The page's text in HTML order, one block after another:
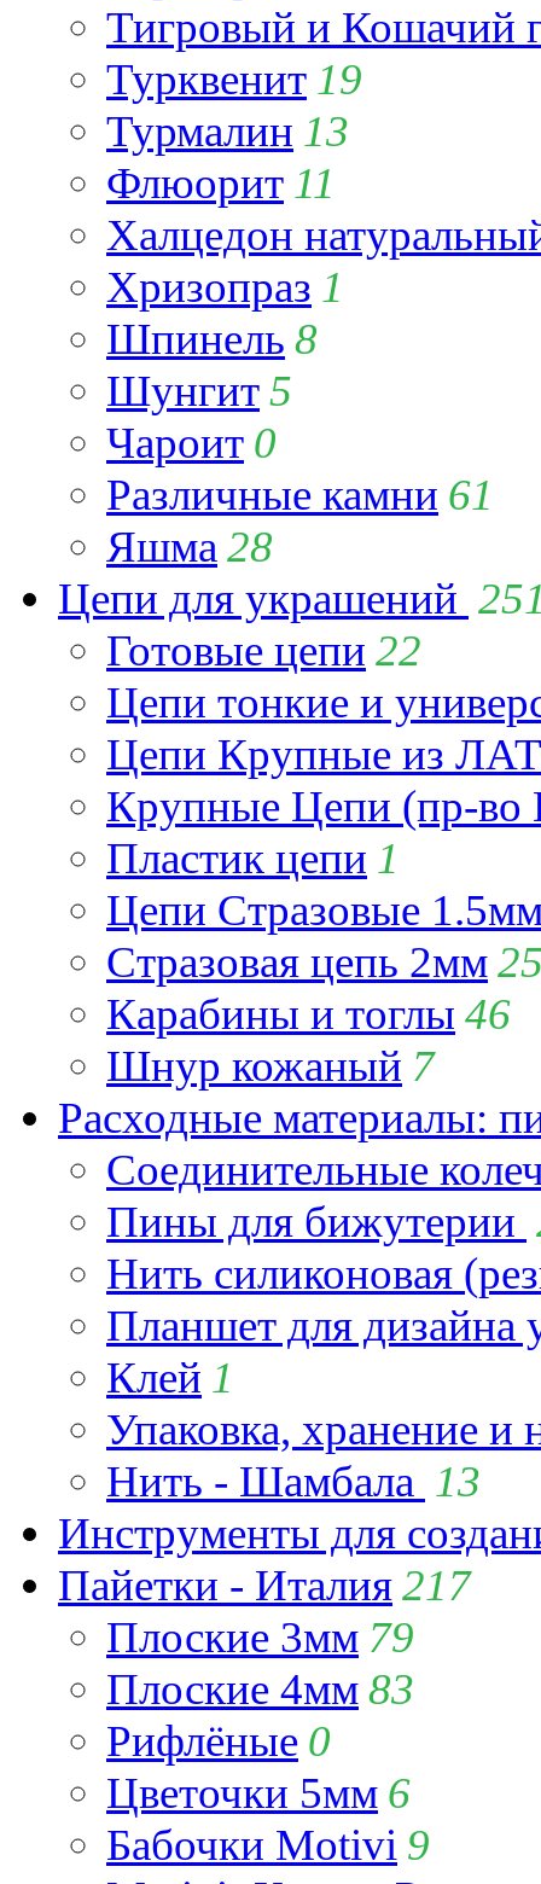
Тигровый и Кошачий
Турквенит 19
Турмалин 13
Флюорит 11
Халцедон
Хризопраз 1
Шпинель 8
Шунгит5
Чароит 0
Различные камни 61
Яшма 28
Цепи для украшений
Готовые цепи 22
Цепи тонкие и
Цепи Крупные из
Крупные Цепи (пр-во
Пластик цепи 1
Цепи Стразовые
Стразовая цепь 2мм
Карабины и тоглы 46
Шнур кожаный 7
Расходные материалы:
Соединительные
Пины для бижутерии
Нить силиконовая
Планшет для
Клей 1
Упаковка, хранение и
Нить - Шамбала 13
Инструменты для
Пайетки - Италия217
Плоские 3мм 79
Плоские 4мм83
Рифлёные 0
Цветочки 5мм 6
Бабочки Motivi 9